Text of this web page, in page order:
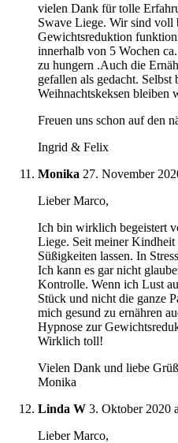
vielen Dank für tolle
Swave Liege. Wir sind voll
Gewichtsreduktion
innerhalb von 5 Wochen
zu hungern .Auch die
gefallen als gedacht. Selbst
Weihnachtskeksen bleiben
Freuen uns schon auf den
Ingrid & Felix
Monika 27. November
Lieber Marco,
Ich bin wirklich begeistert
Liege. Seit meiner
Süßigkeiten lassen. In
Ich kann es gar nicht
Kontrolle. Wenn ich Lust
Stück und nicht die ganze
mich gesund zu ernähren
Hypnose zur
Wirklich toll!
Vielen Dank und liebe
Monika
Linda W 3. Oktober 2020
Lieber Marco,